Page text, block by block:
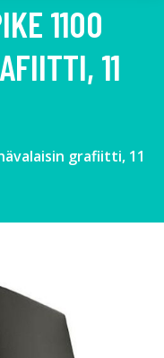
1100
11
grafiitti, 11